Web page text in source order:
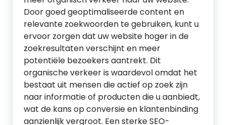
Door goed geoptimaliseerde content en
relevante zoekwoorden te gebruiken, kunt u
ervoor zorgen dat uw website hoger in de
zoekresultaten verschijnt en meer
potentiële bezoekers aantrekt. Dit
organische verkeer is waardevol omdat het
bestaat uit mensen die actief op zoek zijn
naar informatie of producten die u aanbiedt,
wat de kans op conversie en klantenbinding
aanzienlijk vergroot. Een sterke SEO-